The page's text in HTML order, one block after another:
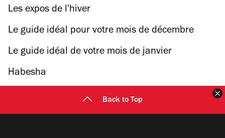
Les expos de l'hiver
Le guide idéal pour votre mois de décembre
Le guide idéal de votre mois de janvier
Habesha
Back to Top